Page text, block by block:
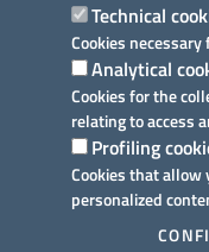
Technical
Cookies
Analytical
Cookies for the
relating to access
Profiling
Cookies that
personalized
Link utili
Informativa privacy
Cookie policy
Dichiarazione di